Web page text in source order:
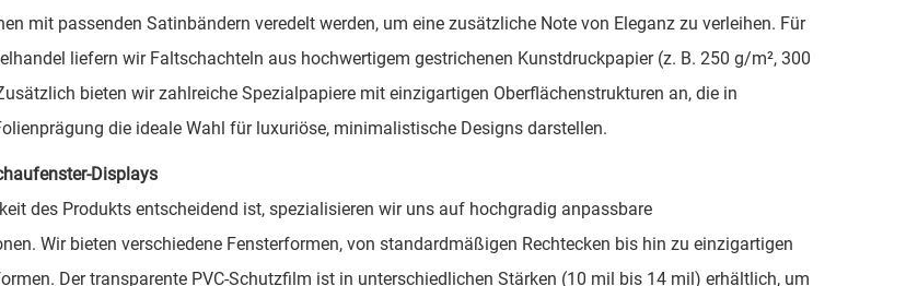
mit passenden Satinbändern veredelt werden, um eine zusätzliche Note von Eleganz zu verleihen. Für
liefern wir Faltschachteln aus hochwertigem gestrichenen Kunstdruckpapier (z. B. 250 g/m², 300
bieten wir zahlreiche Spezialpapiere mit einzigartigen Oberflächenstrukturen an, die in
die ideale Wahl für luxuriöse, minimalistische Designs darstellen.
Displays
des Produkts entscheidend ist, spezialisieren wir uns auf hochgradig anpassbare
Wir bieten verschiedene Fensterformen, von standardmäßigen Rechtecken bis hin zu einzigartigen
Der transparente PVC-Schutzfilm ist in unterschiedlichen Stärken (10 mil bis 14 mil) erhältlich, um